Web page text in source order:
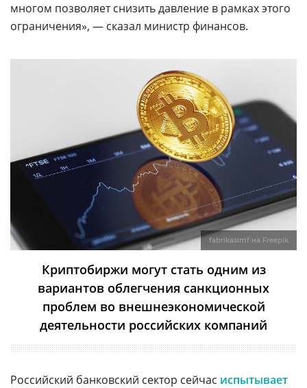
многом позволяет снизить давление в рамках этого
ограничения», — сказал министр финансов.
fabrikasimf на Freepik
Криптобиржи могут стать одним из
вариантов облегчения санкционных
проблем во внешнеэкономической
деятельности российских компаний
Российский банковский сектор сейчас испытывает